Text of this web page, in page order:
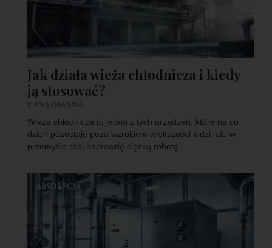
Jak działa wieża chłodnicza i kiedy
ją stosować?
Wieża chłodnicza to jedno z tych urządzeń, które na co
dzień pozostaje poza wzrokiem większości ludzi, ale w
przemyśle robi naprawdę ciężką robotę... ...
ABSORPCJA